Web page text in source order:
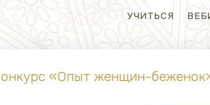
УЧИТЬСЯ
«Опыт женщин-